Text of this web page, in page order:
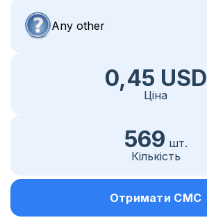
0,45 USD
Ціна
569 шт.
Кількість
Отримати СМС